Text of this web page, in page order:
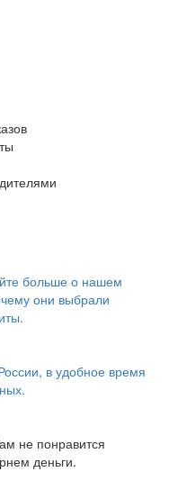
больше о нашем
они выбрали
в удобное время
не понравится
деньги.